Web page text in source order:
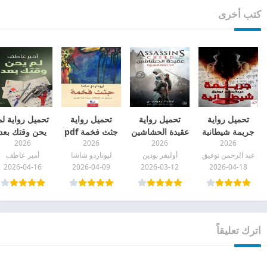
كتب أخرى
تحميل رواية
جريمة شيطانية
pdf
2026
عبد الرحمن توفيق
2026-04-18
تحميل رواية
عقيدة الحشاشين
(الحملة السرية)
pdf
2026
أوليفر بودين
2026-03-12
تحميل رواية
جثث فخمة pdf
2026
ليوناردو شاشا
2026-04-09
تحميل رواية
يحن وقتك
pdf
2026
أمير عاطف
2026-04-16
اترك تعليقاً